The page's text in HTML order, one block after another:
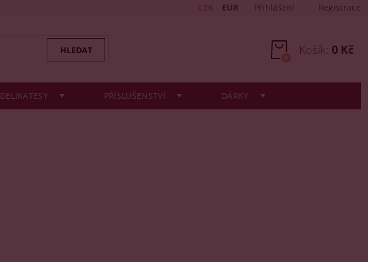
EUR Přihlášení Registrace
Košík: 0 Kč
0
DELIKATESY PŘÍSLUŠENSTVÍ DÁRKY